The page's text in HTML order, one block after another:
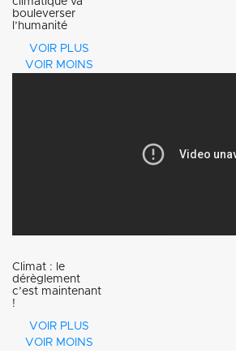
bouleverser
l’humanité
VOIR PLUS
VOIR MOINS
Climat : le
dérèglement
c’est maintenant
!
VOIR PLUS
VOIR MOINS